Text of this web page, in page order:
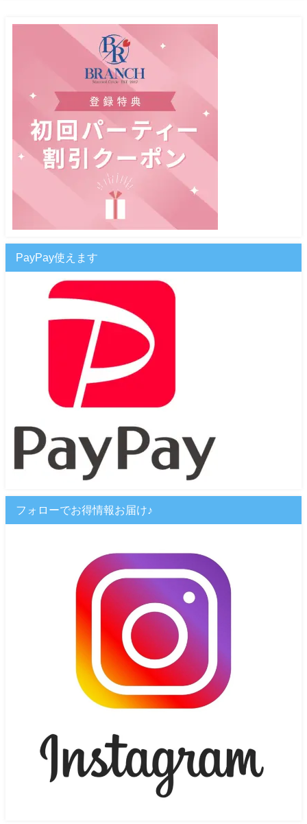
PayPay使えます
フォローでお得情報お届け♪